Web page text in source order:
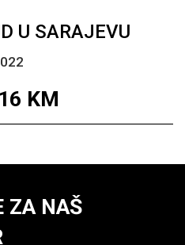
U SARAJEVU
KM
ZA NAŠ